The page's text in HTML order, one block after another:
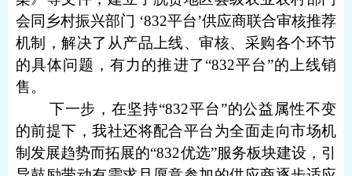
会同乡村振兴部门 ‘832平台’供应商联合审核推荐
机制，解决了从产品上线、审核、采购各个环节
的具体问题，有力的推进了“832平台”的上线销
售。
下一步，在坚持“832平台”的公益属性不变
的前提下，我社还将配合平台为全面走向市场机
制发展趋势而拓展的“832优选”服务板块建设，引